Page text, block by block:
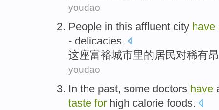
youdao
People in this affluent city have
- delicacies.
这座富裕城市里的居民对稀有
youdao
In the past, some doctors have
taste for high calorie foods.